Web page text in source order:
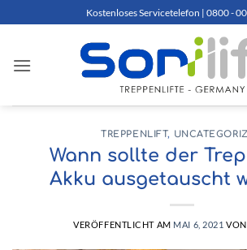
Inhalt
Kostenloses Servicetelefon | 0800 -
TREPPENLIFT,
Wann sollte der
Akku ausgetauscht
VERÖFFENTLICHT AM MAI 6, 2021